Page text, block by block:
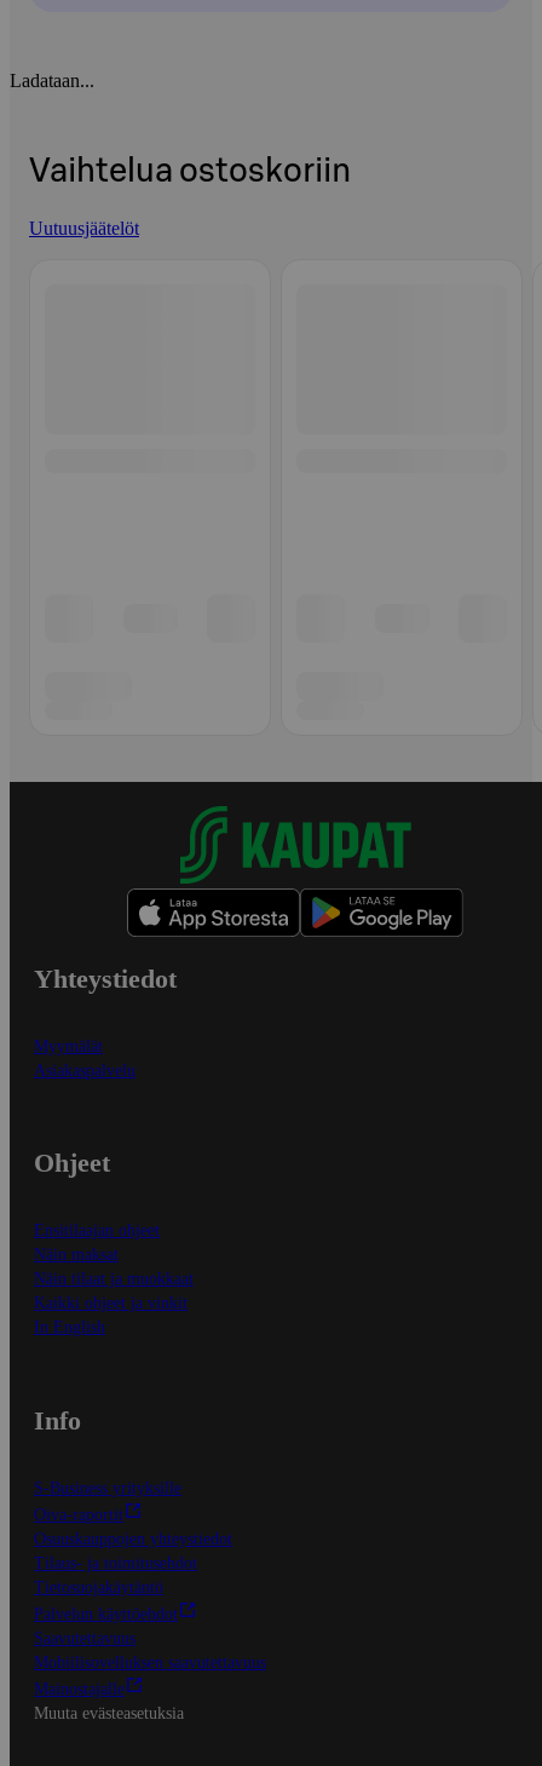
Ladataan...
Vaihtelua ostoskoriin
Uutuusjäätelöt
Yhteystiedot
Myymälät
Asiakaspalvelu
Ohjeet
Ensitilaajan ohjeet
Näin maksat
Näin tilaat ja muokkaat
Kaikki ohjeet ja vinkit
In English
Info
S-Business yrityksille
Oiva-raportit
Osuuskauppojen yhteystiedot
Tilaus- ja toimitusehdot
Tietosuojakäytäntö
Palvelun käyttöehdot
Saavutettavuus
Mobiilisovelluksen saavutettavuus
Mainostajalle
Muuta evästeasetuksia